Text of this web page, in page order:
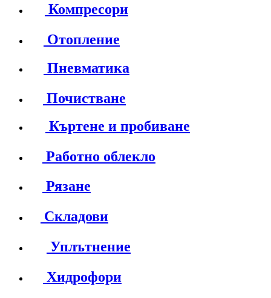
Компресори
Отопление
Пневматика
Почистване
Къртене и пробиване
Работно облекло
Рязане
Складови
Уплътнение
Хидрофори